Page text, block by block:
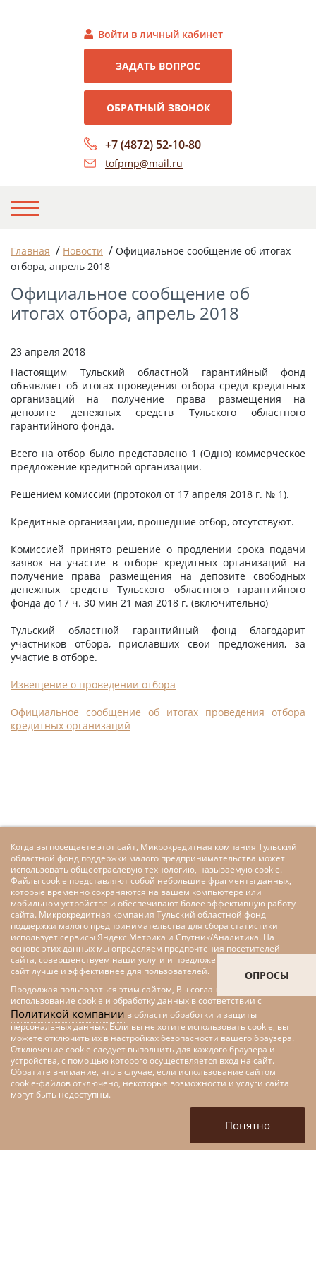
+7 (4872) 52-10-80
tofpmp@mail.ru
Войти в личный кабинет
ЗАДАТЬ ВОПРОС
ОБРАТНЫЙ ЗВОНОК
О НАС
НОВОСТИ
СТАТЬИ
КАЛЬКУЛЯТОР
ДОКУМЕНТЫ
КОНТАКТЫ
Главная / Новости / Официальное сообщение об итогах
отбора, апрель 2018
Официальное сообщение об
итогах отбора, апрель 2018
23 апреля 2018
Настоящим Тульский областной гарантийный фонд
объявляет об итогах проведения отбора среди кредитных
организаций на получение права размещения на
депозите денежных средств Тульского областного
гарантийного фонда.
Всего на отбор было представлено 1 (Одно) коммерческое
предложение кредитной организации.
Решением комиссии (протокол от 17 апреля 2018 г. № 1).
Кредитные организации, прошедшие отбор, отсутствуют.
Комиссией принято решение о продлении срока подачи
заявок на участие в отборе кредитных организаций на
получение права размещения на депозите свободных
денежных средств Тульского областного гарантийного
фонда до 17 ч. 30 мин 21 мая 2018 г. (включительно)
Тульский областной гарантийный фонд благодарит
участников отбора, приславших свои предложения, за
участие в отборе.
Извещение о проведении отбора
Официальное сообщение об итогах проведения отбора
кредитных организаций
Меры поддержки малого и
среднего предпринимательства
национальной программы
«Цифровая экономика»
ОПРОСЫ
Когда вы посещаете этот сайт, Микрокредитная компания Тульский
областной фонд поддержки малого предпринимательства может
использовать общеотраслевую технологию, называемую cookie.
Файлы cookie представляют собой небольшие фрагменты данных,
которые временно сохраняются на вашем компьютере или
мобильном устройстве и обеспечивают более эффективную работу
сайта. Микрокредитная компания Тульский областной фонд
поддержки малого предпринимательства для сбора статистики
использует сервисы Яндекс.Метрика и Спутник/Аналитика. На
основе этих данных мы определяем предпочтения посетителей
сайта, совершенствуем наши услуги и предложения, делаем наш
сайт лучше и эффективнее для пользователей.
Продолжая пользоваться этим сайтом, Вы соглашаетесь на
использование cookie и обработку данных в соответствии с
Политикой компании в области обработки и защиты
персональных данных. Если вы не хотите использовать cookie, вы
можете отключить их в настройках безопасности вашего браузера.
Отключение cookie следует выполнить для каждого браузера и
устройства, с помощью которого осуществляется вход на сайт.
Обратите внимание, что в случае, если использование сайтом
cookie-файлов отключено, некоторые возможности и услуги сайта
могут быть недоступны.
Понятно